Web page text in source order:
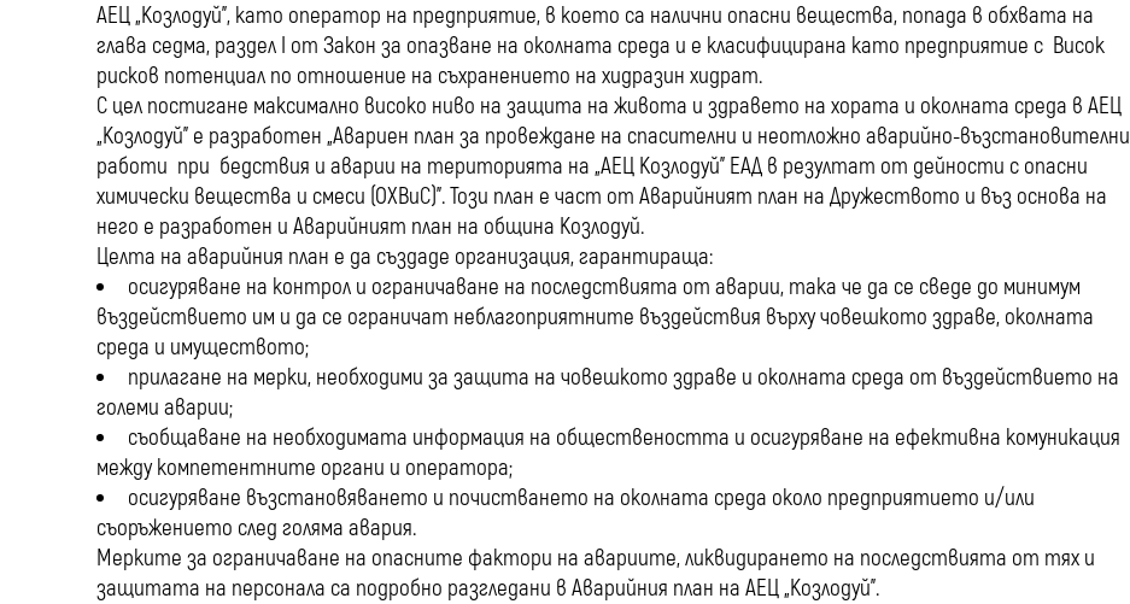
АЕЦ „Козлодуй”, като оператор на предприятие, в което са налични опасни вещества, попада в обхвата на
глава седма, раздел I от Закон за опазване на околната среда и е класифицирана като предприятие с Висок
рисков потенциал по отношение на съхранението на хидразин хидрат.
С цел постигане максимално високо ниво на защита на живота и здравето на хората и околната среда в АЕЦ
„Козлодуй” е разработен „Авариен план за провеждане на спасителни и неотложно аварийно-възстановителни
работи при бедствия и аварии на територията на „АЕЦ Козлодуй” ЕАД в резултат от дейности с опасни
химически вещества и смеси (ОХВиС)”. Този план е част от Аварийният план на Дружеството и въз основа на
него е разработен и Аварийният план на община Козлодуй.
Целта на аварийния план е да създаде организация, гарантираща:
осигуряване на контрол и ограничаване на последствията от аварии, така че да се сведе до минимум
въздействието им и да се ограничат неблагоприятните въздействия върху човешкото здраве, околната
среда и имуществото;
прилагане на мерки, необходими за защита на човешкото здраве и околната среда от въздействието на
големи аварии;
съобщаване на необходимата информация на обществеността и осигуряване на ефективна комуникация
между компетентните органи и оператора;
осигуряване възстановяването и почистването на околната среда около предприятието и/или
съоръжението след голяма авария.
Мерките за ограничаване на опасните фактори на авариите, ликвидирането на последствията от тях и
защитата на персонала са подробно разгледани в Аварийния план на АЕЦ „Козлодуй”.